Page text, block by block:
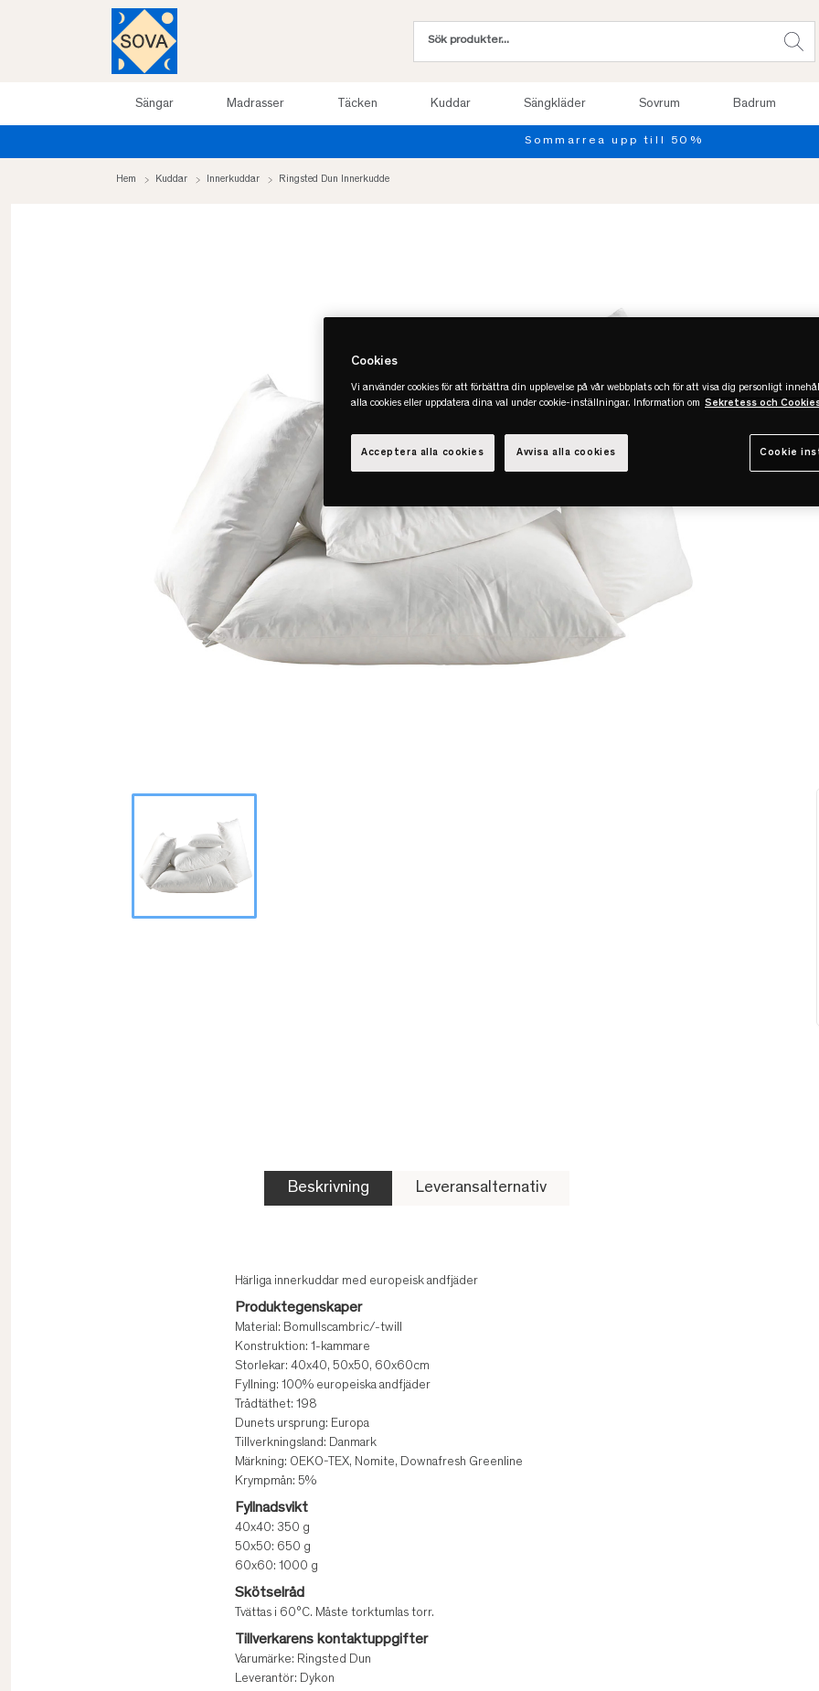
Sängar Madrasser Täcken Kuddar Sängkläder Sovrum Badrum
Hem Kuddar Innerkuddar Ringsted Dun Innerkudde
Beskrivning Leveransalternativ
Härliga innerkuddar med europeisk andfjäder
Produktegenskaper
Material: Bomullscambric/-twill
Konstruktion: 1-kammare
Storlekar: 40x40, 50x50, 60x60cm
Fyllning: 100% europeiska andfjäder
Trådtäthet: 198
Dunets ursprung: Europa
Tillverkningsland: Danmark
Märkning: OEKO-TEX, Nomite, Downafresh Greenline
Krympmån: 5%
Fyllnadsvikt
40x40: 350 g
50x50: 650 g
60x60: 1000 g
Skötselråd
Tvättas i 60°C. Måste torktumlas torr.
Tillverkarens kontaktuppgifter
Varumärke: Ringsted Dun
Leverantör: Dykon
Cookies
Vi använder cookies för att förbättra din upplevelse på vår webbplats och för att visa dig personligt
alla cookies eller uppdatera dina val under cookie-inställningar. Information om Sekretess och
Cookie
Avvisa alla cookies
Acceptera alla cookies